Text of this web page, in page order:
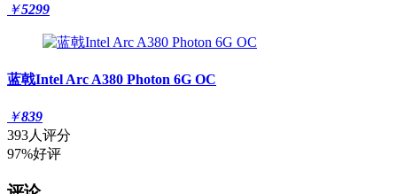
￥5299
蓝戟Intel Arc A380 Photon 6G OC
￥839
393人评分
97%好评